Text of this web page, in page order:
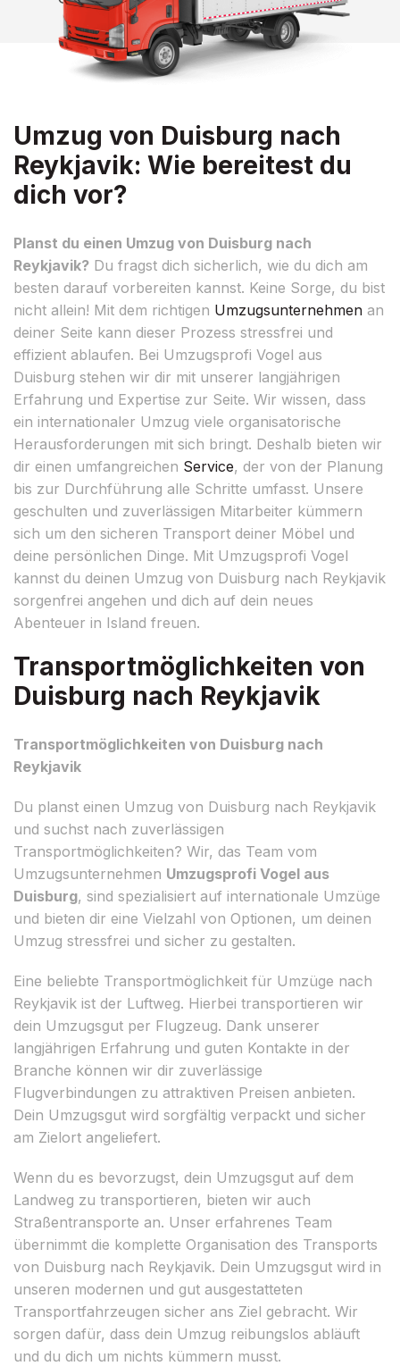
Umzug von Duisburg nach
Reykjavik: Wie bereitest du
dich vor?
Planst du einen Umzug von Duisburg nach
Reykjavik? Du fragst dich sicherlich, wie du dich am
besten darauf vorbereiten kannst. Keine Sorge, du bist
nicht allein! Mit dem richtigen Umzugsunternehmen an
deiner Seite kann dieser Prozess stressfrei und
effizient ablaufen. Bei Umzugsprofi Vogel aus
Duisburg stehen wir dir mit unserer langjährigen
Erfahrung und Expertise zur Seite. Wir wissen, dass
ein internationaler Umzug viele organisatorische
Herausforderungen mit sich bringt. Deshalb bieten wir
dir einen umfangreichen Service, der von der Planung
bis zur Durchführung alle Schritte umfasst. Unsere
geschulten und zuverlässigen Mitarbeiter kümmern
sich um den sicheren Transport deiner Möbel und
deine persönlichen Dinge. Mit Umzugsprofi Vogel
kannst du deinen Umzug von Duisburg nach Reykjavik
sorgenfrei angehen und dich auf dein neues
Abenteuer in Island freuen.
Transportmöglichkeiten von
Duisburg nach Reykjavik
Transportmöglichkeiten von Duisburg nach
Reykjavik
Du planst einen Umzug von Duisburg nach Reykjavik
und suchst nach zuverlässigen
Transportmöglichkeiten? Wir, das Team vom
Umzugsunternehmen Umzugsprofi Vogel aus
Duisburg, sind spezialisiert auf internationale Umzüge
und bieten dir eine Vielzahl von Optionen, um deinen
Umzug stressfrei und sicher zu gestalten.
Eine beliebte Transportmöglichkeit für Umzüge nach
Reykjavik ist der Luftweg. Hierbei transportieren wir
dein Umzugsgut per Flugzeug. Dank unserer
langjährigen Erfahrung und guten Kontakte in der
Branche können wir dir zuverlässige
Flugverbindungen zu attraktiven Preisen anbieten.
Dein Umzugsgut wird sorgfältig verpackt und sicher
am Zielort angeliefert.
Wenn du es bevorzugst, dein Umzugsgut auf dem
Landweg zu transportieren, bieten wir auch
Straßentransporte an. Unser erfahrenes Team
übernimmt die komplette Organisation des Transports
von Duisburg nach Reykjavik. Dein Umzugsgut wird in
unseren modernen und gut ausgestatteten
Transportfahrzeugen sicher ans Ziel gebracht. Wir
sorgen dafür, dass dein Umzug reibungslos abläuft
und du dich um nichts kümmern musst.